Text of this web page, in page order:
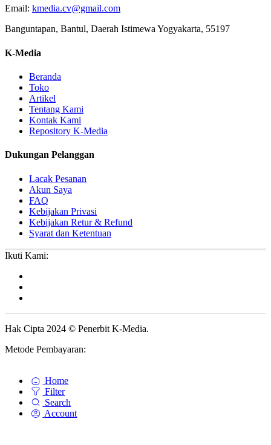
Email: kmedia.cv@gmail.com
Banguntapan, Bantul, Daerah Istimewa Yogyakarta, 55197
K-Media
Beranda
Toko
Artikel
Tentang Kami
Kontak Kami
Repository K-Media
Dukungan Pelanggan
Lacak Pesanan
Akun Saya
FAQ
Kebijakan Privasi
Kebijakan Retur & Refund
Syarat dan Ketentuan
Ikuti Kami:
Hak Cipta 2024 © Penerbit K-Media.
Metode Pembayaran:
Home
Filter
Search
Account